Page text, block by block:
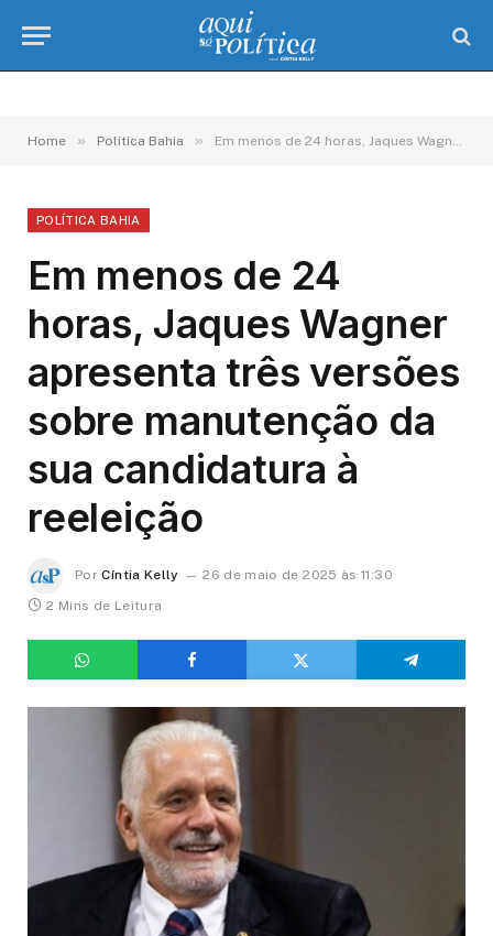
Home » Política Bahia » Em menos de 24 horas, Jaques Wagner apresenta três versões sobre manutenção da sua candidatura à reeleição
POLÍTICA BAHIA
Em menos de 24
horas, Jaques Wagner
apresenta três versões
sobre manutenção da
sua candidatura à
reeleição
Por Cíntia Kelly
26 de maio de 2025 às 11:30
2 Mins de Leitura